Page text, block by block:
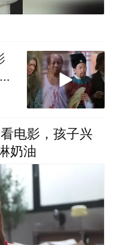
电影，孩子兴
奶油